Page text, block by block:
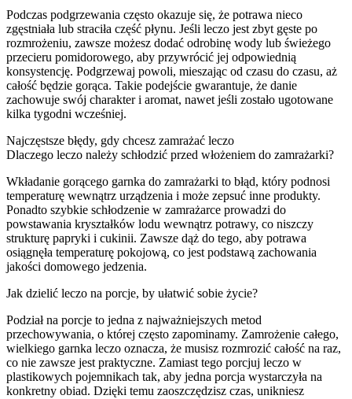
Podczas podgrzewania często okazuje się, że potrawa nieco
zgęstniała lub straciła część płynu. Jeśli leczo jest zbyt gęste po
rozmrożeniu, zawsze możesz dodać odrobinę wody lub świeżego
przecieru pomidorowego, aby przywrócić jej odpowiednią
konsystencję. Podgrzewaj powoli, mieszając od czasu do czasu, aż
całość będzie gorąca. Takie podejście gwarantuje, że danie
zachowuje swój charakter i aromat, nawet jeśli zostało ugotowane
kilka tygodni wcześniej.
Najczęstsze błędy, gdy chcesz zamrażać leczo
Dlaczego leczo należy schłodzić przed włożeniem do zamrażarki?
Wkładanie gorącego garnka do zamrażarki to błąd, który podnosi
temperaturę wewnątrz urządzenia i może zepsuć inne produkty.
Ponadto szybkie schłodzenie w zamrażarce prowadzi do
powstawania kryształków lodu wewnątrz potrawy, co niszczy
strukturę papryki i cukinii. Zawsze dąż do tego, aby potrawa
osiągnęła temperaturę pokojową, co jest podstawą zachowania
jakości domowego jedzenia.
Jak dzielić leczo na porcje, by ułatwić sobie życie?
Podział na porcje to jedna z najważniejszych metod
przechowywania, o której często zapominamy. Zamrożenie całego,
wielkiego garnka leczo oznacza, że musisz rozmrozić całość na raz,
co nie zawsze jest praktyczne. Zamiast tego porcjuj leczo w
plastikowych pojemnikach tak, aby jedna porcja wystarczyła na
konkretny obiad. Dzięki temu zaoszczędzisz czas, unikniesz